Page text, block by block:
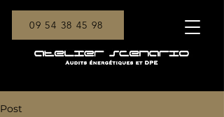
09 54 38 45 98
Post